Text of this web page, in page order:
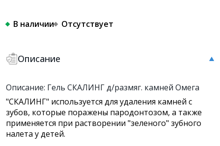
В наличии Отсутствует
Описание
Описание: Гель СКАЛИНГ д/размяг. камней Омега
"СКАЛИНГ" используется для удаления камней с
зубов, которые поражены пародонтозом, а также
применяется при растворении "зеленого" зубного
налета у детей.